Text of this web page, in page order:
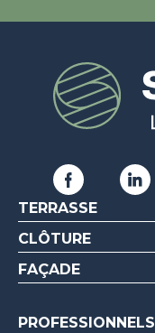
TERRASSE
CLÔTURE
FAÇADE
PROFESSIONNELS